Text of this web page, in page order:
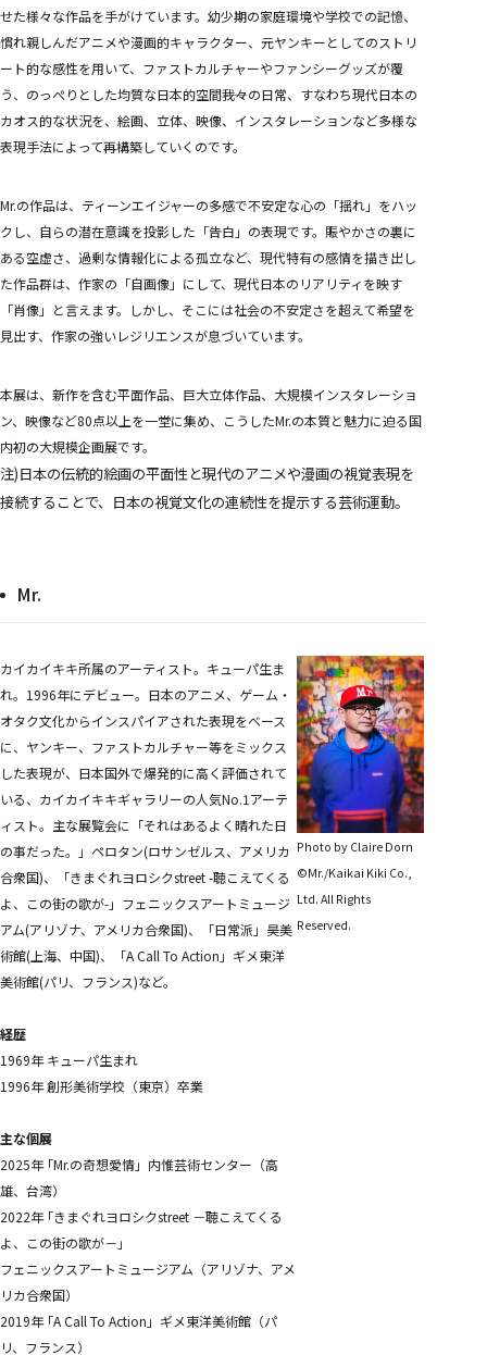
せた様々な作品を手がけています。幼少期の家庭環境や学校での記憶、
慣れ親しんだアニメや漫画的キャラクター、元ヤンキーとしてのストリ
ート的な感性を用いて、ファストカルチャーやファンシーグッズが覆
う、のっぺりとした均質な日本的空間――我々の日常、すなわち現代日本の
カオス的な状況を、絵画、立体、映像、インスタレーションなど多様な
表現手法によって再構築していくのです。
Mr.の作品は、ティーンエイジャーの多感で不安定な心の「揺れ」をハッ
クし、自らの潜在意識を投影した「告白」の表現です。賑やかさの裏に
ある空虚さ、過剰な情報化による孤立など、現代特有の感情を描き出し
た作品群は、作家の「自画像」にして、現代日本のリアリティを映す
「肖像」と言えます。しかし、そこには社会の不安定さを超えて希望を
見出す、作家の強いレジリエンスが息づいています。
本展は、新作を含む平面作品、巨大立体作品、大規模インスタレーショ
ン、映像など80点以上を一堂に集め、こうしたMr.の本質と魅力に迫る国
内初の大規模企画展です。
注)日本の伝統的絵画の平面性と現代のアニメや漫画の視覚表現を
接続することで、日本の視覚文化の連続性を提示する芸術運動。
Mr.
カイカイキキ所属のアーティスト。キューパ生ま
れ。1996年にデビュー。日本のアニメ、ゲーム・
オタク文化からインスパイアされた表現をベース
に、ヤンキー、ファストカルチャー等をミックス
した表現が、日本国外で爆発的に高く評価されて
いる、カイカイキキギャラリーの人気No.1アーテ
ィスト。主な展覧会に「それはあるよく晴れた日
の事だった。」ペロタン(ロサンゼルス、アメリカ
合衆国)、「きまぐれヨロシクstreet -聴こえてくる
よ、この街の歌が-」フェニックスアートミュージ
アム(アリゾナ、アメリカ合衆国)、「日常派」昊美
術館(上海、中国)、「A Call To Action」ギメ東洋
美術館(パリ、フランス)など。
経歴
1969年 キューパ生まれ
1996年 創形美術学校（東京）卒業
主な個展
2025年 ｢Mr.の奇想愛情」内惟芸術センター（高
雄、台湾）
2022年 ｢きまぐれヨロシクstreet －聴こえてくる
よ、この街の歌が－」
フェニックスアートミュージアム（アリゾナ、アメ
リカ合衆国）
2019年 ｢A Call To Action」ギメ東洋美術館（パ
リ、フランス）
Photo by Claire Dorn
©Mr./Kaikai Kiki Co.,
Ltd. All Rights
Reserved.